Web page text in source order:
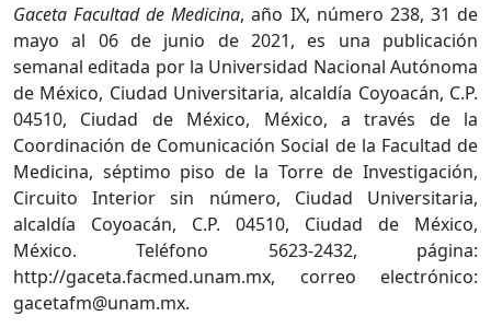
Gaceta Facultad de Medicina, año IX, número 238, 31 de
mayo al 06 de junio de 2021, es una publicación
semanal editada por la Universidad Nacional Autónoma
de México, Ciudad Universitaria, alcaldía Coyoacán, C.P.
04510, Ciudad de México, México, a través de la
Coordinación de Comunicación Social de la Facultad de
Medicina, séptimo piso de la Torre de Investigación,
Circuito Interior sin número, Ciudad Universitaria,
alcaldía Coyoacán, C.P. 04510, Ciudad de México,
México. Teléfono 5623-2432, página:
http://gaceta.facmed.unam.mx, correo electrónico:
gacetafm@unam.mx.